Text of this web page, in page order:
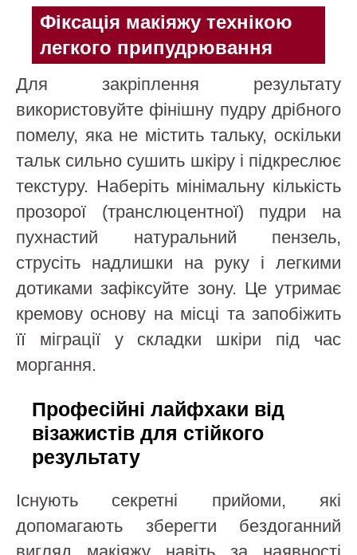
Фіксація макіяжу технікою
легкого припудрювання
Для закріплення результату
використовуйте фінішну пудру дрібного
помелу, яка не містить тальку, оскільки
тальк сильно сушить шкіру і підкреслює
текстуру. Наберіть мінімальну кількість
прозорої (транслюцентної) пудри на
пухнастий натуральний пензель,
струсіть надлишки на руку і легкими
дотиками зафіксуйте зону. Це утримає
кремову основу на місці та запобіжить
її міграції у складки шкіри під час
моргання.
Професійні лайфхаки від
візажистів для стійкого
результату
Існують секретні прийоми, які
допомагають зберегти бездоганний